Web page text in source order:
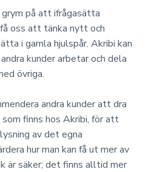
på att ifrågasätta
oss att tänka nytt och
i gamla hjulspår. Akribi kan
kunder arbetar och dela
övriga.
andra kunder att dra
finns hos Akribi, för att
av det egna
hur man kan få ut mer av
är säker; det finns alltid mer